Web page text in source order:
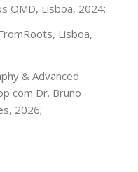
OMD, Lisboa, 2024;
Lisboa,
& Advanced
com Dr. Bruno
2026;